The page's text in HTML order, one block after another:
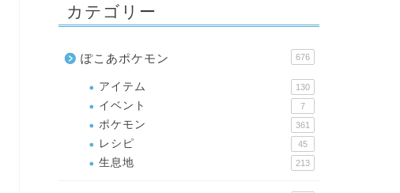
カテゴリー
ぽこあポケモン 676
アイテム 130
イベント 7
ポケモン 361
レシピ 45
生息地 213